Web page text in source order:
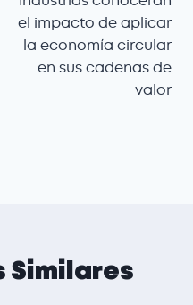
el impacto de aplicar
la economía circular
en sus cadenas de
valor
Similares